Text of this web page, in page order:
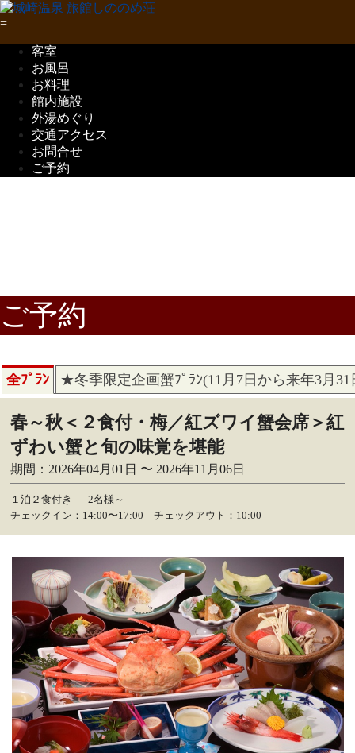
客室
お風呂
お料理
館内施設
外湯めぐり
交通アクセス
お問合せ
ご予約
ご予約
全ﾌﾟﾗﾝ ★冬季限定企画蟹ﾌﾟﾗﾝ(11月7日から来年3月
春～秋＜２食付・梅／紅ズワイ蟹会席＞紅
ずわい蟹と旬の味覚を堪能
期間：2026年04月01日 〜 2026年11月06日
１泊２食付き
2名様～
チェックイン：14:00〜17:00 チェックアウト：10:00